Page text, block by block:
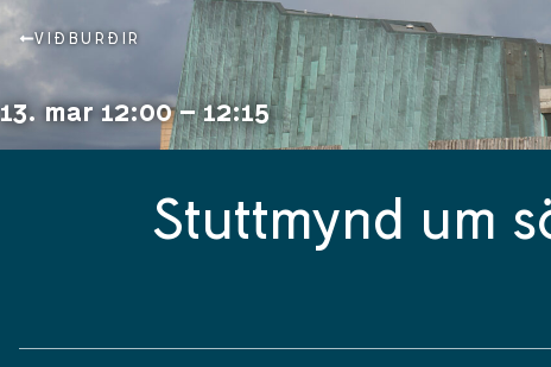
VIÐBURÐIR
13. mar 12:00 – 12:15
Stuttmynd um